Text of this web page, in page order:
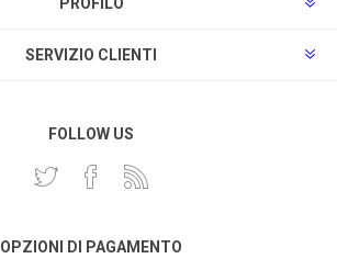
SERVIZIO CLIENTI
FOLLOW US
OPZIONI DI PAGAMENTO